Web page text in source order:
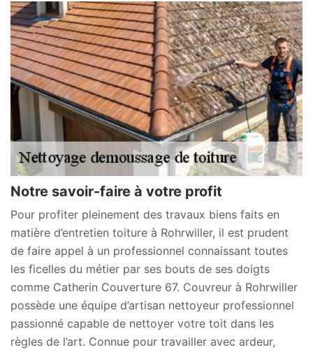
Notre savoir-faire à votre profit
Pour profiter pleinement des travaux biens faits en
matière d’entretien toiture à Rohrwiller, il est prudent
de faire appel à un professionnel connaissant toutes
les ficelles du métier par ses bouts de ses doigts
comme Catherin Couverture 67. Couvreur à Rohrwiller
possède une équipe d’artisan nettoyeur professionnel
passionné capable de nettoyer votre toit dans les
règles de l’art. Connue pour travailler avec ardeur,